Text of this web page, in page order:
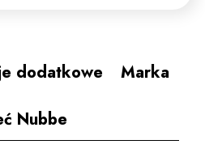
dodatkowe
Marka
Nubbe